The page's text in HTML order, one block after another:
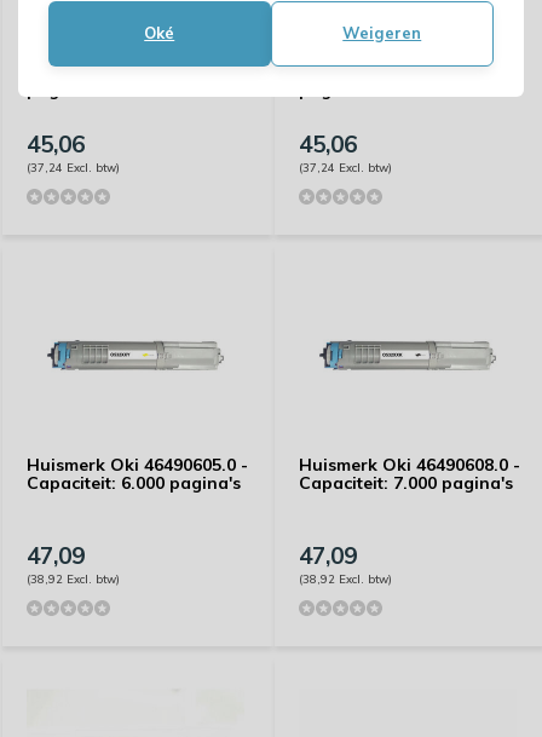
Oké Weigeren
Capaciteit: 11.500
45,06
(37,24 Excl. btw)
Capaciteit: 11.500
45,06
(37,24 Excl. btw)
Huismerk Oki 46490605.0 -
Capaciteit: 6.000 pagina's
47,09
(38,92 Excl. btw)
Huismerk Oki 46490608.0 -
Capaciteit: 7.000 pagina's
47,09
(38,92 Excl. btw)